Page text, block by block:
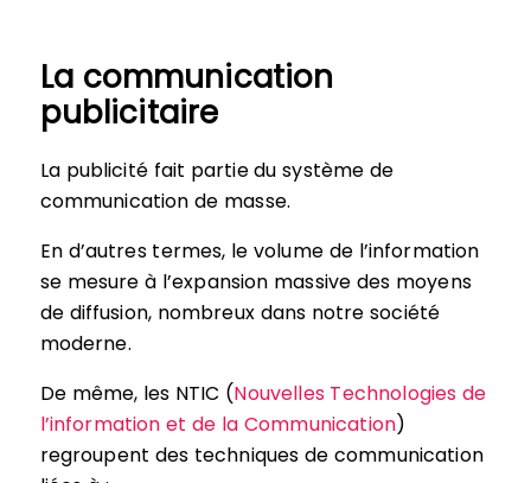
La communication
publicitaire
La publicité fait partie du système de
communication de masse.
En d’autres termes, le volume de l’information
se mesure à l’expansion massive des moyens
de diffusion, nombreux dans notre société
moderne.
De même, les NTIC (Nouvelles Technologies de
l’information et de la Communication)
regroupent des techniques de communication